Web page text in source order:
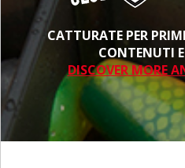
CATTURATE PER
CONTENUTI
DISCOVER MORE